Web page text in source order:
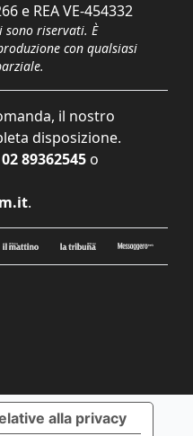
e REA VE-454332
riservati. È
con qualsiasi
il nostro
disposizione.
02 89362545 o
.
alla privacy